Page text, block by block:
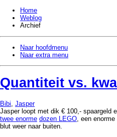
Home
Weblog
Archief
Naar hoofdmenu
Naar extra menu
Quantiteit vs.
Bibi, Jasper
Jasper loopt met dik € 100,- spaargeld
twee enorme dozen LEGO, een
blut weer naar buiten.